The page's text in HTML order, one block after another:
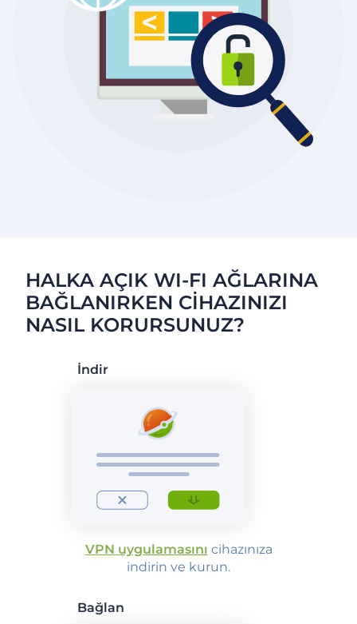
HALKA AÇIK WI-FI AĞLARINA
BAĞLANIRKEN CİHAZINIZI
NASIL KORURSUNUZ?
İndir
VPN uygulamasını cihazınıza
indirin ve kurun.
Bağlan